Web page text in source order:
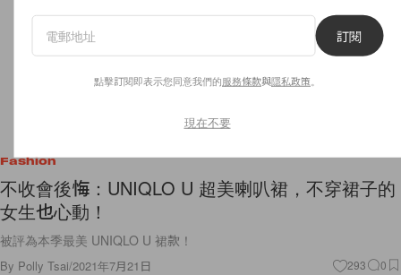
Fashion
不收會後悔：UNIQLO U 超美喇叭裙，不穿裙子的
女生也心動！
被評為本季最美 UNIQLO U 裙款！
By Polly Tsai/2021年7月21日 293 0
訂閱
點擊訂閱即表示您同意我們的服務條款與隱私政策
現在不要